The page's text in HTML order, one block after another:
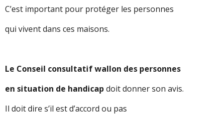
C’est important pour protéger les personnes
qui vivent dans ces maisons.
Le Conseil consultatif wallon des personnes
en situation de handicap doit donner son avis.
Il doit dire s’il est d’accord ou pas